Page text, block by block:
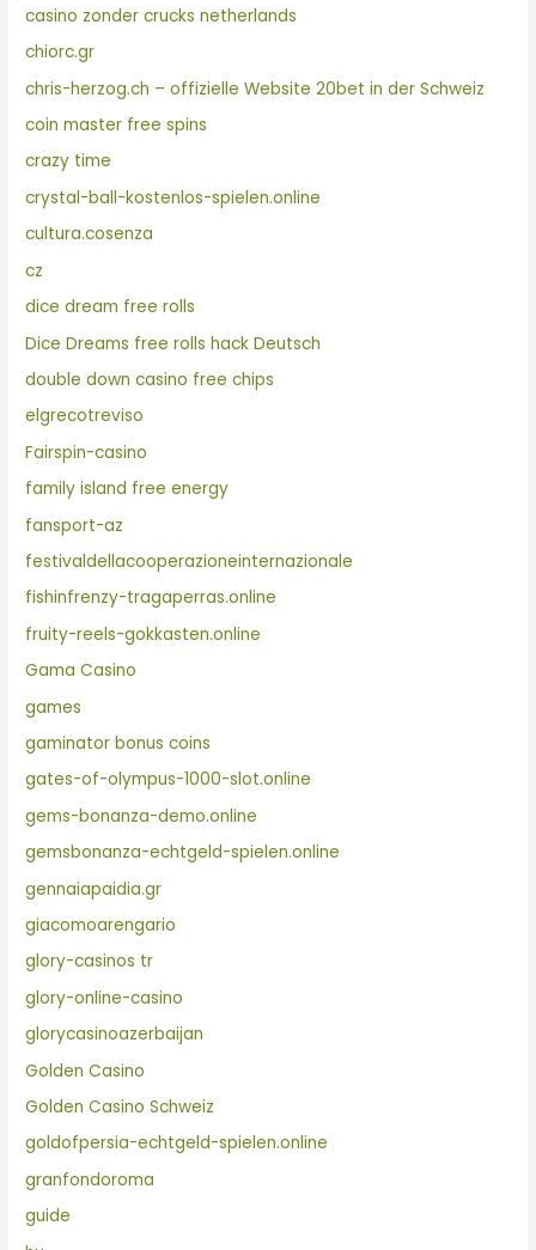
casino zonder crucks netherlands
chiorc.gr
chris-herzog.ch – offizielle Website 20bet in der Schweiz
coin master free spins
crazy time
crystal-ball-kostenlos-spielen.online
cultura.cosenza
cz
dice dream free rolls
Dice Dreams free rolls hack Deutsch
double down casino free chips
elgrecotreviso
Fairspin-casino
family island free energy
fansport-az
festivaldellacooperazioneinternazionale
fishinfrenzy-tragaperras.online
fruity-reels-gokkasten.online
Gama Casino
games
gaminator bonus coins
gates-of-olympus-1000-slot.online
gems-bonanza-demo.online
gemsbonanza-echtgeld-spielen.online
gennaiapaidia.gr
giacomoarengario
glory-casinos tr
glory-online-casino
glorycasinoazerbaijan
Golden Casino
Golden Casino Schweiz
goldofpersia-echtgeld-spielen.online
granfondoroma
guide